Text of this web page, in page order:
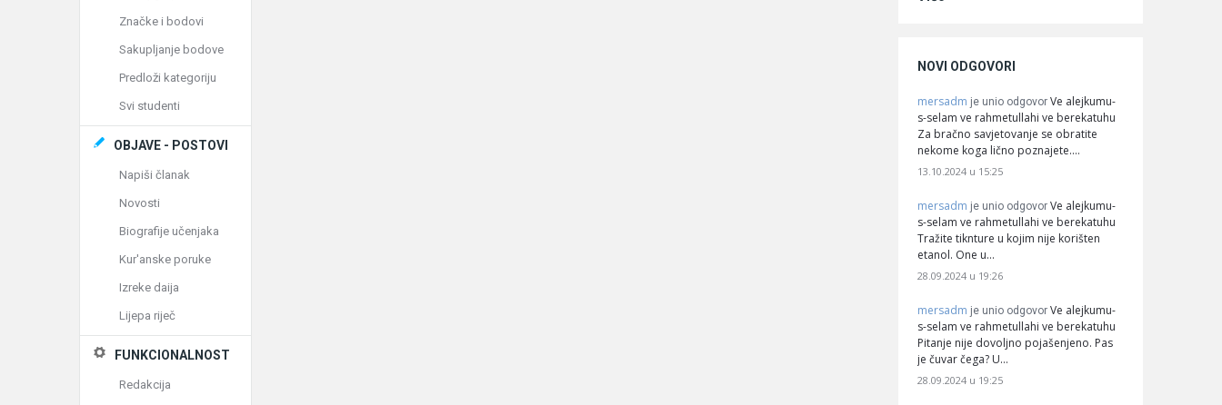
NOVI ODGOVORI
mersadm je unio odgovor Ve alejkumu-
s-selam ve rahmetullahi ve berekatuhu
Za bračno savjetovanje se obratite
nekome koga lično poznajete.…
13.10.2024 u 15:25
mersadm je unio odgovor Ve alejkumu-
s-selam ve rahmetullahi ve berekatuhu
Tražite tiknture u kojim nije korišten
etanol. One u…
28.09.2024 u 19:26
mersadm je unio odgovor Ve alejkumu-
s-selam ve rahmetullahi ve berekatuhu
Pitanje nije dovoljno pojašenjeno. Pas
je čuvar čega? U…
28.09.2024 u 19:25
Značke i bodovi
Sakupljanje bodove
Predloži kategoriju
Svi studenti
OBJAVE - POSTOVI
Napiši članak
Novosti
Biografije učenjaka
Kur'anske poruke
Izreke daija
Lijepa riječ
FUNKCIONALNOST
Redakcija